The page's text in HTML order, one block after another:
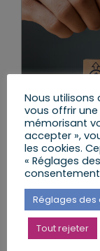
est-on ?
mardi, 17
Actions
Nous utilisons
vous offrir
mémorisant
accepter »,
les cookies.
« Réglages
Réglages des
Tout rejeter